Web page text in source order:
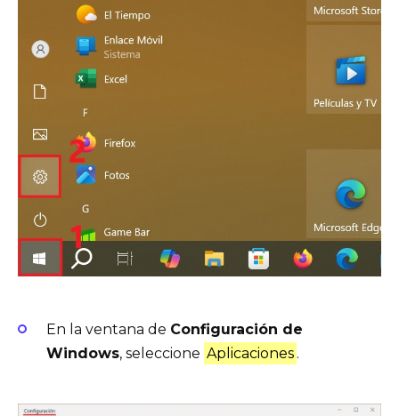
En la ventana de Configuración de
Windows, seleccione Aplicaciones .